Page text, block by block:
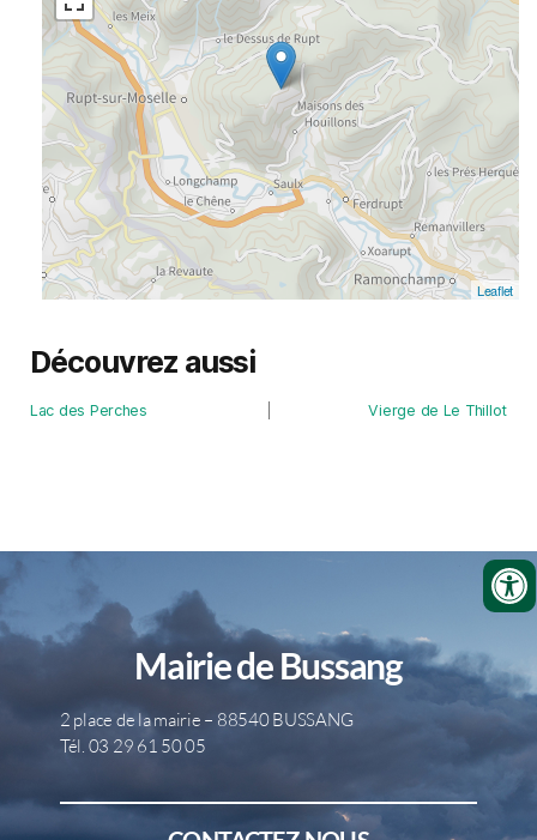
Leaflet
Découvrez aussi
Lac des Perches Vierge de Le Thillot
Mairie de Bussang
2 place de la mairie – 88540 BUSSANG
Tél. 03 29 61 50 05